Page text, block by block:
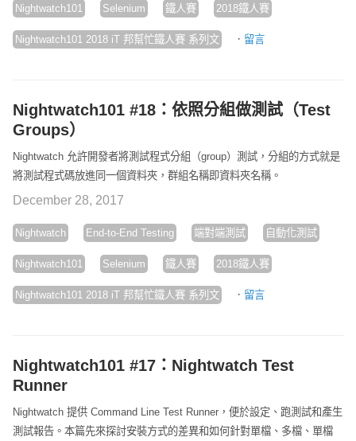
Nightwatch101 Selenium 鐵人賽 2018鐵人賽
Nightwatch101 2018 iT 邦幫忙鐵人賽 系列文 · 留言
Nightwatch101 #18：依照分組做測試（Test
Groups）
Nightwatch 允許開發者將測試程式分組（group）測試，分組的方式就是
將測試程式碼放進同一個資料夾，群組名稱即資料夾名稱。
December 28, 2017
Nightwatch End-to-End Testing 端對端測試 自動化測試
Nightwatch101 Selenium 鐵人賽 2018鐵人賽
Nightwatch101 2018 iT 邦幫忙鐵人賽 系列文 · 留言
Nightwatch101 #17：Nightwatch Test
Runner
Nightwatch 提供 Command Line Test Runner，便於設定、跑測試和產生
測試報告。本篇先來探討安裝方式的差異和如何針對單檔、多檔、單檔